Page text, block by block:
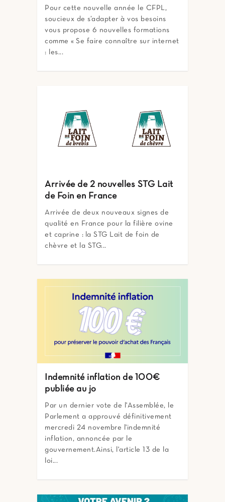
Pour cette nouvelle année le CFPL,
soucieux de s’adapter à vos besoins
vous propose 6 nouvelles formations
comme « Se faire connaître sur internet
: les...
Arrivée de 2 nouvelles STG Lait
de Foin en France
Arrivée de deux nouveaux signes de
qualité en France pour la filière ovine
et caprine : la STG Lait de foin de
chèvre et la STG...
Indemnité inflation de 100€
publiée au jo
Par un dernier vote de l'Assemblée, le
Parlement a approuvé définitivement
mercredi 24 novembre l'indemnité
inflation, annoncée par le
gouvernement.Ainsi, l'article 13 de la
loi...